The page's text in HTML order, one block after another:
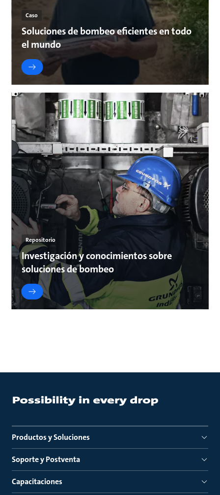
Caso
Soluciones de bombeo eficientes en todo
el mundo
Repositorio
Investigación y conocimientos sobre
soluciones de bombeo
Productos y Soluciones
Soporte y Postventa
Capacitaciones